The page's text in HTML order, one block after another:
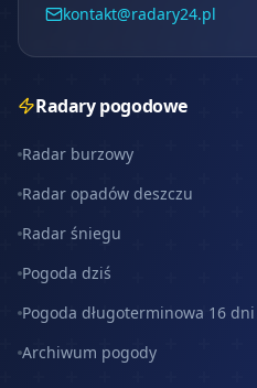
kontakt@radary24.pl
Radary pogodowe
Radar burzowy
Radar opadów deszczu
Radar śniegu
Pogoda dziś
Pogoda długoterminowa 16 dni
Archiwum pogody